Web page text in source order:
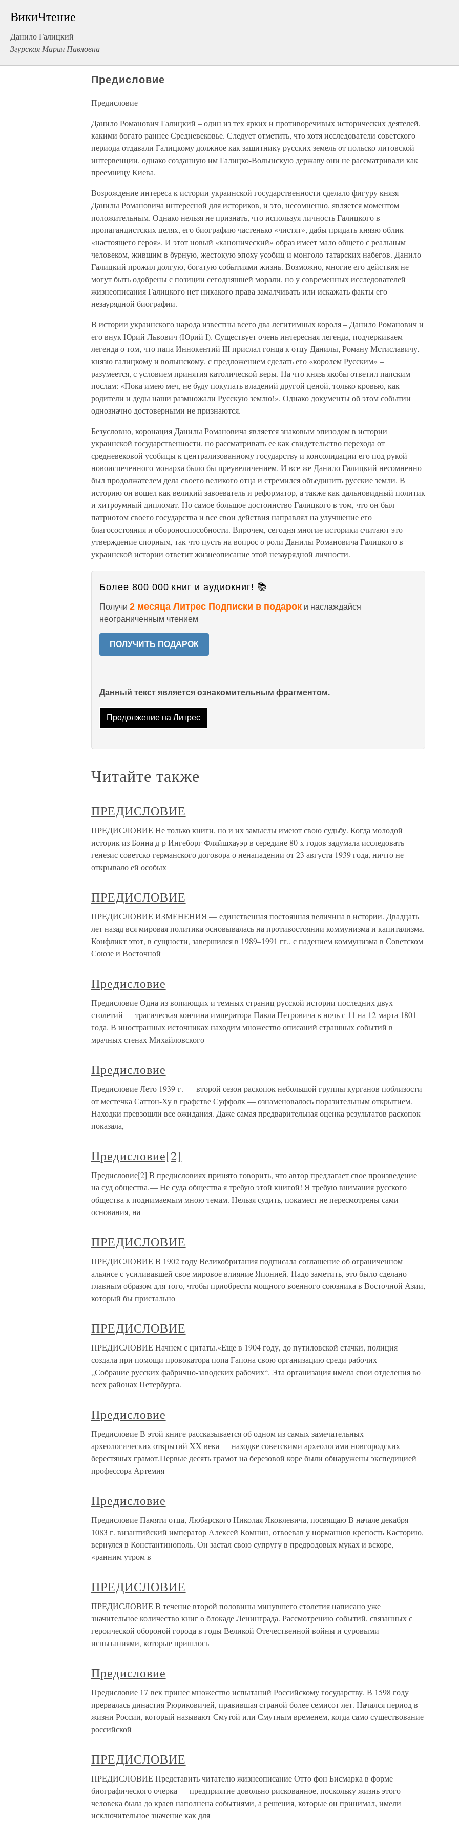
ВикиЧтение
Данило Галицкий
Згурская Мария Павловна
Предисловие
Предисловие
Данило Романович Галицкий – один из тех ярких и противоречивых исторических деятелей,
какими богато раннее Средневековье. Следует отметить, что хотя исследователи советского
периода отдавали Галицкому должное как защитнику русских земель от польско-литовской
интервенции, однако созданную им Галицко-Волынскую державу они не рассматривали как
преемницу Киева.
Возрождение интереса к истории украинской государственности сделало фигуру князя
Данилы Романовича интересной для историков, и это, несомненно, является моментом
положительным. Однако нельзя не признать, что используя личность Галицкого в
пропагандистских целях, его биографию частенько «чистят», дабы придать князю облик
«настоящего героя». И этот новый «канонический» образ имеет мало общего с реальным
человеком, жившим в бурную, жестокую эпоху усобиц и монголо-татарских набегов. Данило
Галицкий прожил долгую, богатую событиями жизнь. Возможно, многие его действия не
могут быть одобрены с позиции сегодняшней морали, но у современных исследователей
жизнеописания Галицкого нет никакого права замалчивать или искажать факты его
незаурядной биографии.
В истории украинского народа известны всего два легитимных короля – Данило Романович и
его внук Юрий Львович (Юрий I). Существует очень интересная легенда, подчеркиваем –
легенда о том, что папа Иннокентий III прислал гонца к отцу Данилы, Роману Мстиславичу,
князю галицкому и волынскому, с предложением сделать его «королем Русским» –
разумеется, с условием принятия католической веры. На что князь якобы ответил папским
послам: «Пока имею меч, не буду покупать владений другой ценой, только кровью, как
родители и деды наши размножали Русскую землю!». Однако документы об этом событии
однозначно достоверными не признаются.
Безусловно, коронация Данилы Романовича является знаковым эпизодом в истории
украинской государственности, но рассматривать ее как свидетельство перехода от
средневековой усобицы к централизованному государству и консолидации его под рукой
новоиспеченного монарха было бы преувеличением. И все же Данило Галицкий несомненно
был продолжателем дела своего великого отца и стремился объединить русские земли. В
историю он вошел как великий завоеватель и реформатор, а также как дальновидный политик
и хитроумный дипломат. Но самое большое достоинство Галицкого в том, что он был
патриотом своего государства и все свои действия направлял на улучшение его
благосостояния и обороноспособности. Впрочем, сегодня многие историки считают это
утверждение спорным, так что пусть на вопрос о роли Данилы Романовича Галицкого в
украинской истории ответит жизнеописание этой незаурядной личности.
Более 800 000 книг и аудиокниг! 📚
Получи 2 месяца Литрес Подписки в подарок и наслаждайся
неограниченным чтением
ПОЛУЧИТЬ ПОДАРОК
Данный текст является ознакомительным фрагментом.
Продолжение на Литрес
Читайте также
ПРЕДИСЛОВИЕ
ПРЕДИСЛОВИЕ Не только книги, но и их замыслы имеют свою судьбу. Когда моло­дой
историк из Бонна д-р Ингеборг Фляйшхауэр в середине 80-х годов задумала исследовать
генезис советско-германского договора о ненапа­дении от 23 августа 1939 года, ничто не
открывало ей особых
ПРЕДИСЛОВИЕ
ПРЕДИСЛОВИЕ ИЗМЕНЕНИЯ — единственная постоянная величина в истории. Двадцать
лет назад вся мировая политика основывалась на противостоянии коммунизма и капитализма.
Конфликт этот, в сущности, завершился в 1989–1991 гг., с падением коммунизма в Советском
Союзе и Восточной
Предисловие
Предисловие Одна из вопиющих и темных страниц русской истории последних двух
столетий — трагическая кончина императора Павла Петровича в ночь с 11 на 12 марта 1801
года. В иностранных источниках находим множество описаний страшных событий в
мрачных стенах Михайловского
Предисловие
Предисловие Лето 1939 г. — второй сезон раскопок небольшой группы курганов поблизости
от местечка Саттон-Ху в графстве Суффолк — ознаменовалось поразительным открытием.
Находки превзошли все ожидания. Даже самая предварительная оценка результатов раскопок
показала,
Предисловие[2]
Предисловие[2] В предисловиях принято говорить, что автор предлагает свое произведение
на суд общества.— Не суда общества я требую этой книгой! Я требую внимания русского
общества к поднимаемым мною темам. Нельзя судить, покамест не пересмотрены сами
основания, на
ПРЕДИСЛОВИЕ
ПРЕДИСЛОВИЕ В 1902 году Великобритания подписала соглашение об ограниченном
альянсе с усиливавшей свое мировое влияние Японией. Надо заметить, это было сделано
главным образом для того, чтобы приобрести мощного военного союзника в Восточной Азии,
который бы пристально
ПРЕДИСЛОВИЕ
ПРЕДИСЛОВИЕ Начнем с цитаты.«Еще в 1904 году, до путиловской стачки, полиция
создала при помощи провокатора попа Гапона свою организацию среди рабочих —
„Собрание русских фабрично-заводских рабочих“. Эта организация имела свои отделения во
всех районах Петербурга.
Предисловие
Предисловие В этой книге рассказывается об одном из самых замечательных
археологических открытий XX века — находке советскими археологами новгородских
берестяных грамот.Первые десять грамот на березовой коре были обнаружены экспедицией
профессора Артемия
Предисловие
Предисловие Памяти отца, Любарского Николая Яковлевича, посвящаю В начале декабря
1083 г. византийский император Алексей Комнин, отвоевав у норманнов крепость Касторию,
вернулся в Константинополь. Он застал свою супругу в предродовых муках и вскоре,
«ранним утром в
ПРЕДИСЛОВИЕ
ПРЕДИСЛОВИЕ В течение второй половины минувшего столетия написано уже
значительное количество книг о блокаде Ленинграда. Рассмотрению событий, связанных с
героической обороной города в годы Великой Отечественной войны и суровыми
испытаниями, которые пришлось
Предисловие
Предисловие 17 век принес множество испытаний Российскому государству. В 1598 году
прервалась династия Рюриковичей, правившая страной более семисот лет. Начался период в
жизни России, который называют Смутой или Смутным временем, когда само существование
российской
ПРЕДИСЛОВИЕ
ПРЕДИСЛОВИЕ Представить читателю жизнеописание Отто фон Бисмарка в форме
биографического очерка — предприятие довольно рискованное, поскольку жизнь этого
человека была до краев наполнена событиями, а решения, которые он принимал, имели
исключительное значение как для